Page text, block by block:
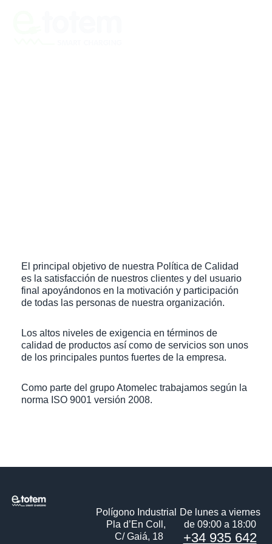
El principal objetivo de nuestra Política de Calidad
es la satisfacción de nuestros clientes y del usuario
final apoyándonos en la motivación y participación
de todas las personas de nuestra organización.
Los altos niveles de exigencia en términos de
calidad de productos así como de servicios son unos
de los principales puntos fuertes de la empresa.
Como parte del grupo Atomelec trabajamos según la
norma ISO 9001 versión 2008.
Polígono Industrial
Pla d’En Coll,
C/ Gaiá, 18
De lunes a viernes
de 09:00 a 18:00
+34 935 642